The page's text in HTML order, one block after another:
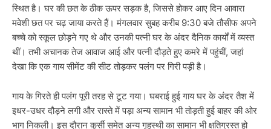
स्थित है। घर की छत के ठीक ऊपर सड़क है, जिससे होकर आए दिन आवारा
मवेशी छत पर चढ़ जाया करते हैं। मंगलवार सुबह करीब 9:30 बजे तौसीफ अपने
बच्चे को स्कूल छोड़ने गए थे और उनकी पत्नी घर के अंदर दैनिक कार्यों में व्यस्त
थीं। तभी अचानक तेज आवाज आई और पत्नी दौड़ते हुए कमरे में पहुंचीं, जहां
देखा कि एक गाय सीमेंट की सीट तोड़कर पलंग पर गिरी पड़ी है।
गाय के गिरते ही पलंग पूरी तरह से टूट गया। घबराई हुई गाय घर के अंदर तैश में
इधर-उधर दौड़ने लगी और रास्ते में पड़ा अन्य सामान भी तोड़ती हुई बाहर की ओर
भाग निकली। इस दौरान कुर्सी समेत अन्य गृहस्थी का सामान भी क्षतिग्रस्त हो